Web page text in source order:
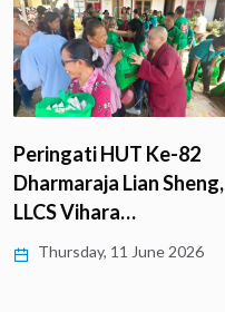
Peringati HUT Ke-82
Dharmaraja Lian Sheng,
LLCS Vihara…
Thursday, 11 June 2026